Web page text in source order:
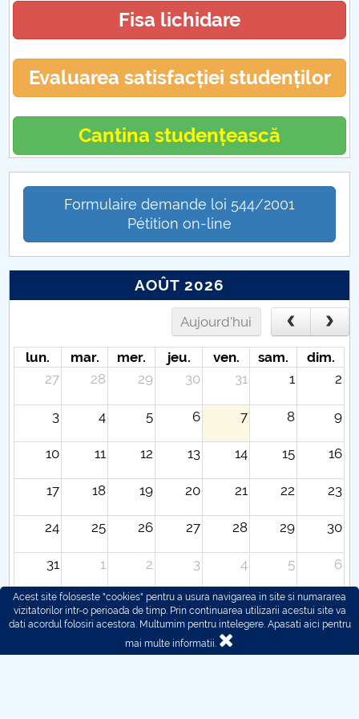
PCUe - Punctul de Contact Unic electronic
Fisa lichidare
Evaluarea satisfacției studenților
Cantina studențească
Formulaire demande loi 544/2001
Pétition on-line
AOÛT 2026
Aujourd'hui
lun. mar. mer. jeu. ven. sam.
dim.
27
28 29 30 31 1 2
3 4 5 6 7 8 9
10 11 12 13 14 15 16
17 18 19 20 21 22 23
24 25 26 27 28 29 30
31 1 2 3 4 5 6
Acest site foloseste "cookies" pentru a usura navigarea in site si numararea
vizitatorilor intr-o perioada de timp. Prin continuarea utilizarii acestui site va
dati acordul folosiri acestora. Multumim pentru intelegere. Apasati aici pentru
mai multe informatii.